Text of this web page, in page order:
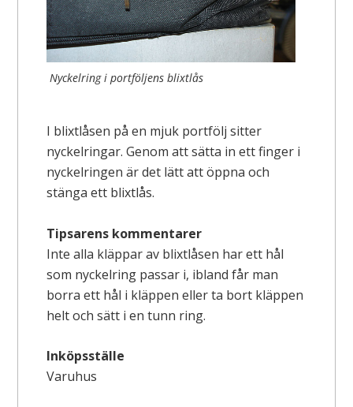
Nyckelring i portföljens blixtlås
I blixtlåsen på en mjuk portfölj sitter
nyckelringar. Genom att sätta in ett finger i
nyckelringen är det lätt att öppna och
stänga ett blixtlås.
Tipsarens kommentarer
Inte alla kläppar av blixtlåsen har ett hål
som nyckelring passar i, ibland får man
borra ett hål i kläppen eller ta bort kläppen
helt och sätt i en tunn ring.
Inköpsställe
Varuhus